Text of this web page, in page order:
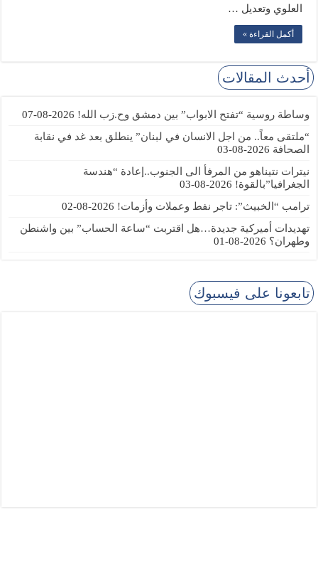
العلوي وتعديل …
أكمل القراءة »
أحدث المقالات
وساطة روسية “تفتح الابواب” بين دمشق وح.زب الله! 2026-08-07
“ملتقى معاً.. من اجل الانسان في لبنان” ينطلق بعد غد في نقابة
الصحافة 2026-08-03
نيترات نتيناهو من المرفأ الى الجنوب..إعادة “هندسة
الجغرافيا”بالقوة! 2026-08-03
ترامب “الخبيث”: تاجر نفط وعملات وأزمات! 2026-08-02
تهديدات أميركية جديدة…هل اقتربت “ساعة الحساب” بين واشنطن
وطهران؟ 2026-08-01
تابعونا على فيسبوك